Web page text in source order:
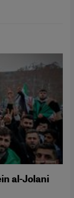
al-Jolani